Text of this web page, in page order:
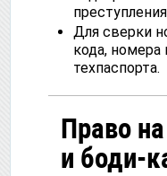
Для сверки
кода,
техпаспорта.
Право
и боди-